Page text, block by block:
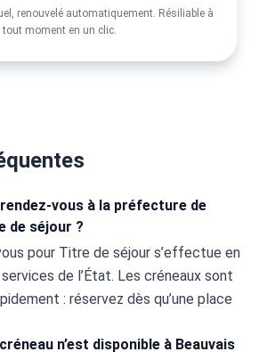
renouvelé automatiquement. Résiliable à
tout moment en un clic.
vous à la préfecture de
de séjour ?
pour Titre de séjour s’effectue en
de l’État. Les créneaux sont
: réservez dès qu’une place
n’est disponible à Beauvais